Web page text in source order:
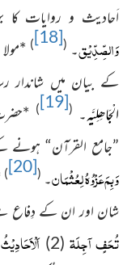
اَحادیث و روایات کا
وَالصِّدِّیْق۔ (
[18]
)
*
کے بیان میں شاندار
الْجَاھِلِیَّہ۔ (
[19]
)
*
”جامع القرآن“ ہونے
وَبِمَ عَزْوُہُ لِعُثْمَان۔ (
[20]
)
شان اور ان کے دِفاع
تُحَفٍ آجِلَۃ(2) اَلْاَحَادِیْثُ